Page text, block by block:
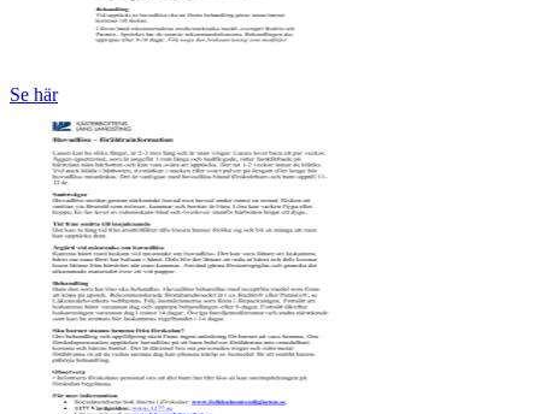
Se här